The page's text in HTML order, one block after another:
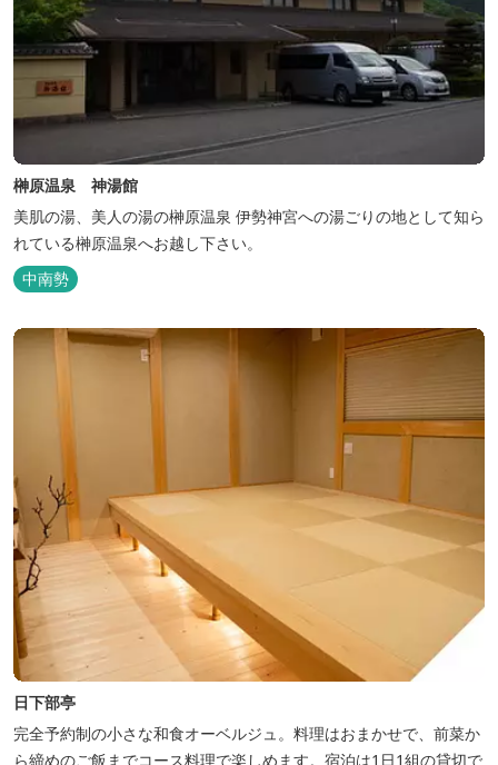
榊原温泉 神湯館
美肌の湯、美人の湯の榊原温泉 伊勢神宮への湯ごりの地として知ら
れている榊原温泉へお越し下さい。
中南勢
日下部亭
完全予約制の小さな和食オーベルジュ。料理はおまかせで、前菜か
ら締めのご飯までコース料理で楽しめます。宿泊は1日1組の貸切で